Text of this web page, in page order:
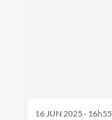
16 JUN 2025 - 16h55